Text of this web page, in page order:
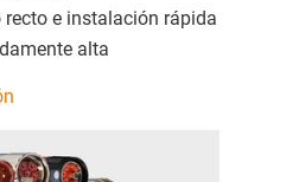
e instalación rápida
alta